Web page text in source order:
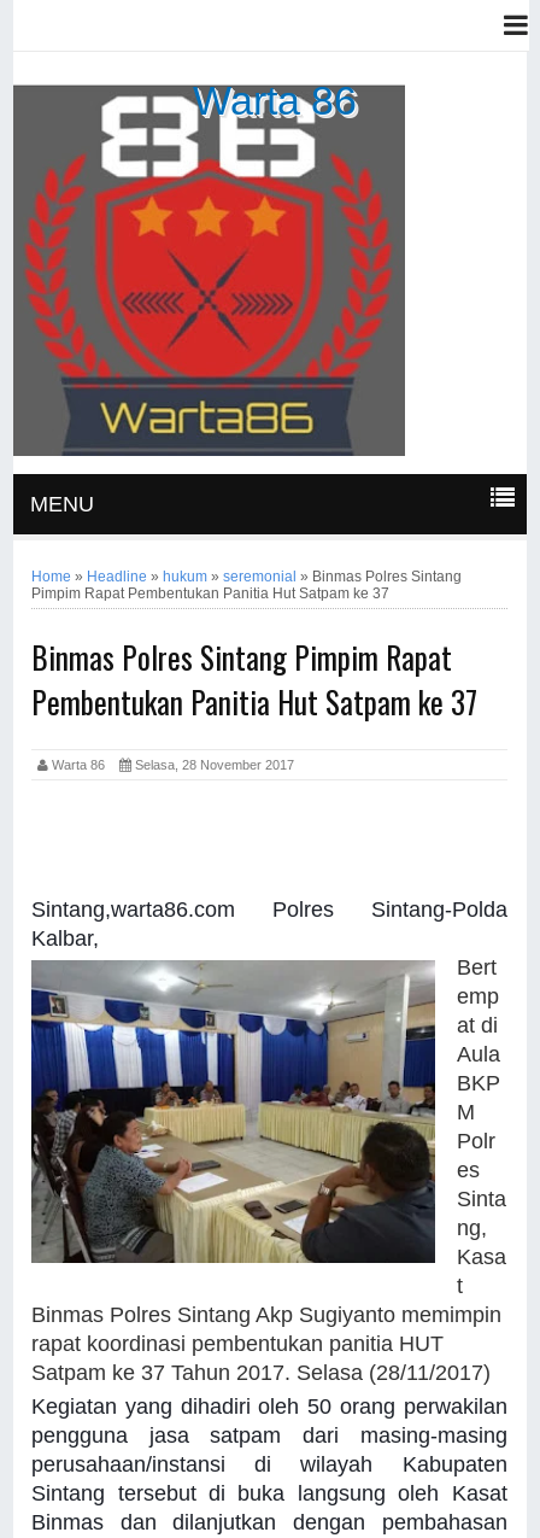
Warta 86
MENU
Home » Headline » hukum »seremonial » Binmas Polres Sintang
Pimpim Rapat Pembentukan Panitia Hut Satpam ke 37
Binmas Polres Sintang Pimpim Rapat
Pembentukan Panitia Hut Satpam ke 37
Warta 86 Selasa, 28 November 2017
Sintang,warta86.com Polres Sintang-Polda
Kalbar,
Bert
emp
at di
Aula
BKP
M
Polr
es
Sinta
ng,
Kasa
t
Binmas Polres Sintang Akp Sugiyanto memimpin
rapat koordinasi pembentukan panitia HUT
Satpam ke 37 Tahun 2017. Selasa (28/11/2017)
Kegiatan yang dihadiri oleh 50 orang perwakilan
pengguna jasa satpam dari masing-masing
perusahaan/instansi di wilayah Kabupaten
Sintang tersebut di buka langsung oleh Kasat
Binmas dan dilanjutkan dengan pembahasan